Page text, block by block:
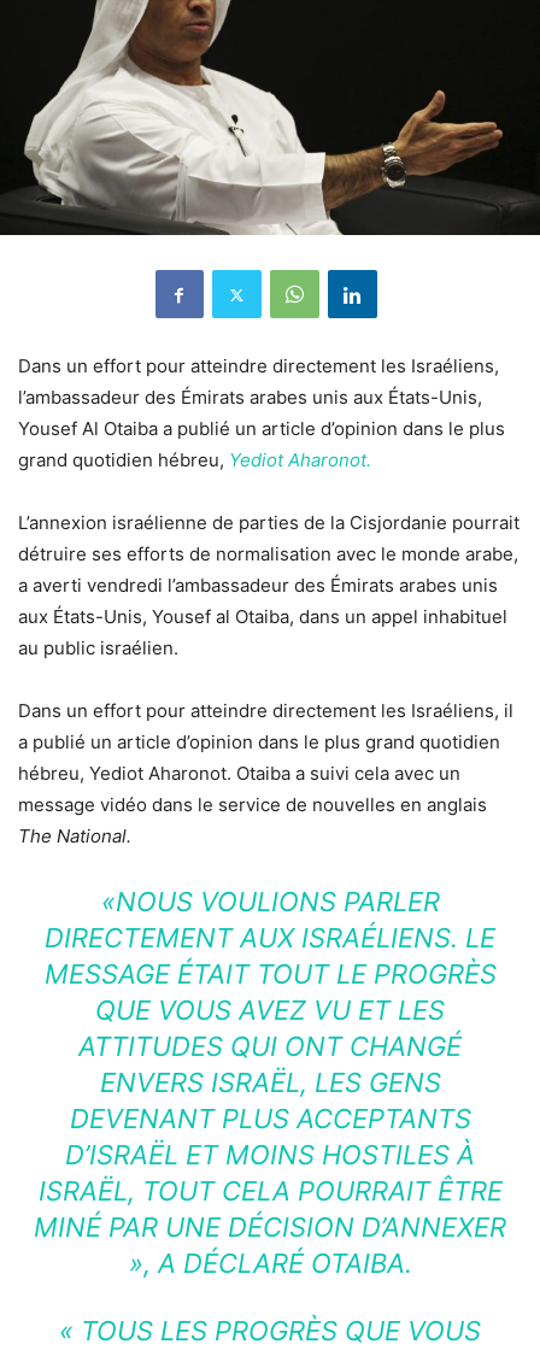
Dans un effort pour atteindre directement les Israéliens,
l’ambassadeur des Émirats arabes unis aux États-Unis,
Yousef Al Otaiba a publié un article d’opinion dans le plus
grand quotidien hébreu, Yediot Aharonot.
L’annexion israélienne de parties de la Cisjordanie pourrait
détruire ses efforts de normalisation avec le monde arabe,
a averti vendredi l’ambassadeur des Émirats arabes unis
aux États-Unis, Yousef al Otaiba, dans un appel inhabituel
au public israélien.
Dans un effort pour atteindre directement les Israéliens, il
a publié un article d’opinion dans le plus grand quotidien
hébreu, Yediot Aharonot. Otaiba a suivi cela avec un
message vidéo dans le service de nouvelles en anglais
The National.
«NOUS VOULIONS PARLER
DIRECTEMENT AUX ISRAÉLIENS. LE
MESSAGE ÉTAIT TOUT LE PROGRÈS
QUE VOUS AVEZ VU ET LES
ATTITUDES QUI ONT CHANGÉ
ENVERS ISRAËL, LES GENS
DEVENANT PLUS ACCEPTANTS
D’ISRAËL ET MOINS HOSTILES À
ISRAËL, TOUT CELA POURRAIT ÊTRE
MINÉ PAR UNE DÉCISION D’ANNEXER
», A DÉCLARÉ OTAIBA.
« TOUS LES PROGRÈS QUE VOUS